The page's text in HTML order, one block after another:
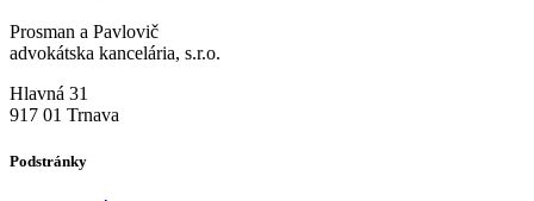
Prosman a Pavlovič
advokátska kancelária, s.r.o.
Hlavná 31
917 01 Trnava
Podstránky